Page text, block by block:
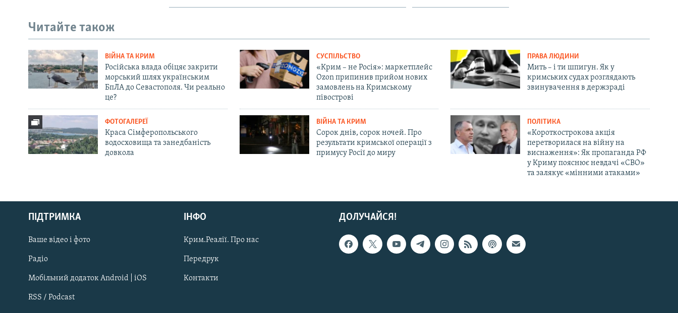
Русский
Qırımtatar
ДОЛУЧАЙСЯ!
Читайте також
ВІЙНА ТА КРИМ
Російська влада обіцяє закрити
морський шлях українським
БпЛА до Севастополя. Чи реально
це?
СУСПІЛЬСТВО
«Крим – не Росія»: маркетплейс
Ozon припинив прийом нових
замовлень на Кримському
півострові
ПРАВА ЛЮДИНИ
Мить – і ти шпигун. Як у
кримських судах розглядають
звинувачення в держзраді
ФОТОГАЛЕРЕЇ
Краса Сімферопольського
водосховища та занедбаність
довкола
ВІЙНА ТА КРИМ
Сорок днів, сорок ночей. Про
результати кримської операції з
примусу Росії до миру
ПОЛІТИКА
«Короткострокова акція
перетворилася на війну на
виснаження»: Як пропаганда РФ
у Криму пояснює невдачі «СВО»
та залякує «мінними атаками»
ДОЛУЧАЙСЯ!
ПІДТРИМКА
Ваше відео і фото
Радіо
Мобільний додаток Android | iOS
RSS / Podcast
ІНФО
Крим.Реалії. Про нас
Передрук
Контакти